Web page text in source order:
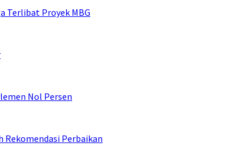
Terlibat Proyek MBG
Nol Persen
Rekomendasi Perbaikan